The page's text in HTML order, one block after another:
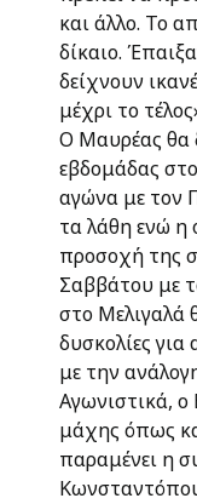
και άλλο. Το
δίκαιο.
δείχνουν
μέχρι το
Ο Μαυρέας θα
εβδομάδας
αγώνα με τον
τα λάθη ενώ η
προσοχή της
Σαββάτου με
στο Μελιγαλά
δυσκολίες
με την
Αγωνιστικά, ο
μάχης όπως
παραμένει η